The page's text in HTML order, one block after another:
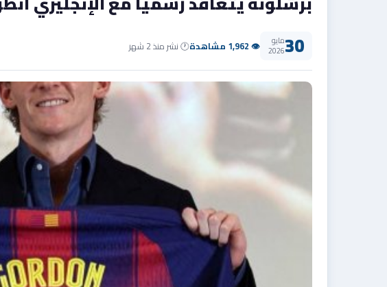
30مايو
2026 👁 1,962 مشاهدة 🕐 نشر منذ 2 شهر